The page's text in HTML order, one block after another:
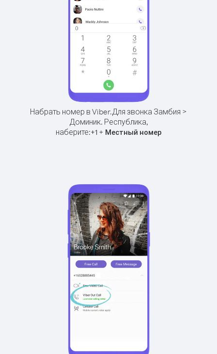
Набрать номер в Viber.Для звонка Замбия >
Доминик. Республика,
наберите:+1+ Местный номер